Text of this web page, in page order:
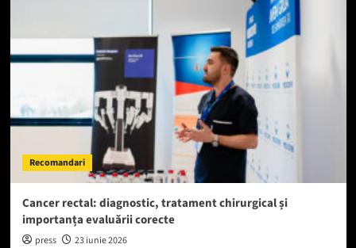
Recomandari
Cancer rectal: diagnostic, tratament chirurgical și
importanța evaluării corecte
press 23 iunie 2026